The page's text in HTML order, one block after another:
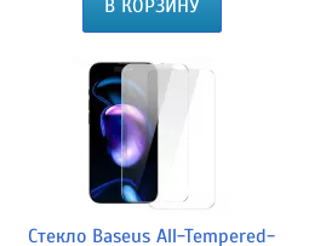
В КОРЗИНУ
Стекло Baseus All-Tempered-